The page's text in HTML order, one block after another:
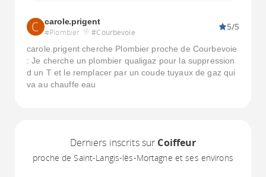
carole.prigent
#Plombier #Courbevoie
5/5
carole.prigent cherche Plombier proche de Courbevoie
: Je cherche un plombier qualigaz pour la suppression
d un T et le remplacer par un coude tuyaux de gaz qui
va au chauffe eau
Derniers inscrits sur Coiffeur
proche de Saint-Langis-lès-Mortagne et ses environs